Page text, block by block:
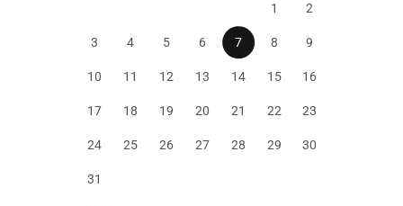
1 2
3 4 5 6 7 8 9
10 11 12 13 14 15 16
17 18 19 20 21 22 23
24 25 26 27 28 29 30
31